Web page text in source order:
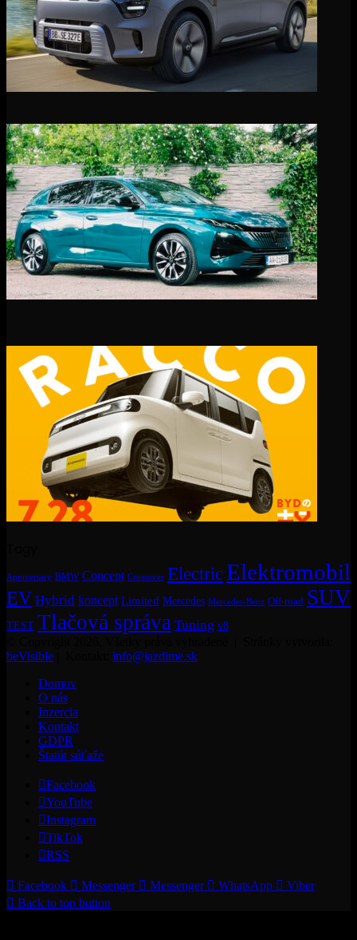
Anniversary BMW Concept Crossover ElectricElektromobil
EV Hybrid koncept Limited Mercedes Mercedes-Benz Off-road SUV
TEST Tlačová správa Tuning v8
beVisible
info@jazdime.sk
Domov
O nás
Inzercia
Kontakt
GDPR
Štatút súťaže
Facebook
YouTube
Instagram
TikTok
RSS
Facebook Messenger Messenger WhatsApp
Viber
Back to top button